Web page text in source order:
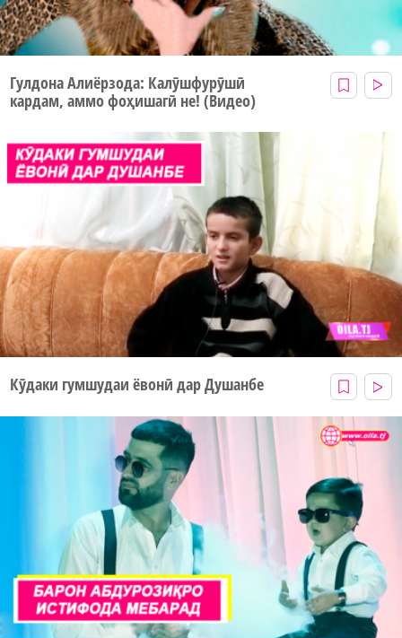
Гулдона Алиёрзода: Калӯшфурӯшӣ
кардам, аммо фоҳишагӣ не! (Видео)
Кӯдаки гумшудаи ёвонӣ дар Душанбе